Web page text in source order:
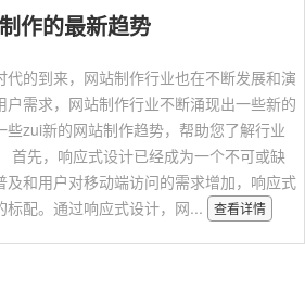
作的最新趋势
代的到来，网站制作行业也在不断发展和演
户需求，网站制作行业不断涌现出一些新的
zui新的网站制作趋势，帮助您了解行业
首先，响应式设计已经成为一个不可或缺
及和用户对移动端访问的需求增加，响应式
配。通过响应式设计，网...
查看详情